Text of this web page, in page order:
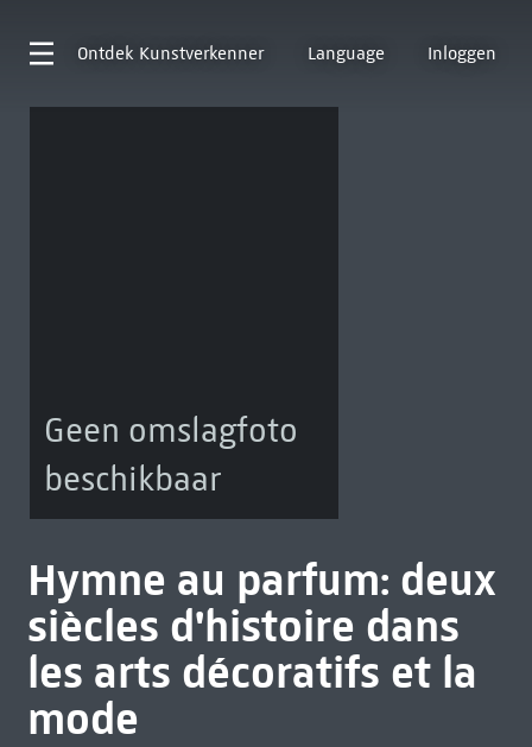
Ontdek Kunstverkenner Language Inloggen
Geen omslagfoto
beschikbaar
Hymne au parfum: deux
siècles d'histoire dans
les arts décoratifs et la
mode